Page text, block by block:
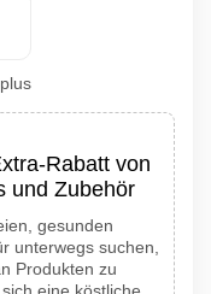
Rabatt von
und Zubehör
gesunden
unterwegs suchen,
Produkten zu